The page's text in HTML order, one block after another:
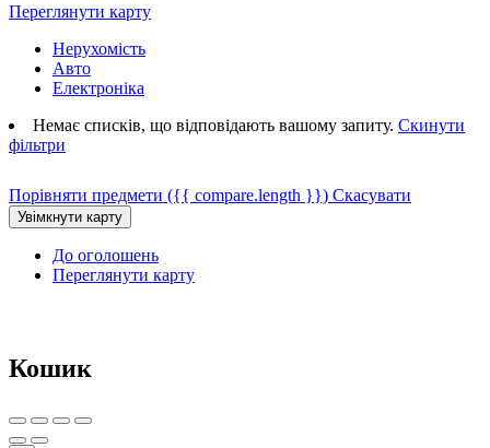
Переглянути карту
Нерухомість
Авто
Електроніка
Немає списків, що відповідають вашому запиту. Скинути
фільтри
Порівняти предмети ({{ compare.length }}) Скасувати
До оголошень
Переглянути карту
Кошик